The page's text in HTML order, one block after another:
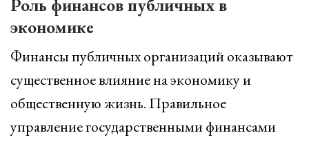
Роль финансов публичных в
экономике
Финансы публичных организаций оказывают
существенное влияние на экономику и
общественную жизнь. Правильное
управление государственными финансами